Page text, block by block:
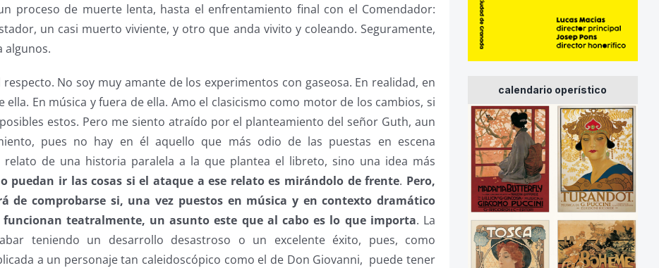
proceso de muerte lenta, hasta el enfrentamiento final con el Comendador:
un casi muerto viviente, y otro que anda vivito y coleando. Seguramente,
algunos.
No soy muy amante de los experimentos con gaseosa. En realidad, en
ella. En música y fuera de ella. Amo el clasicismo como motor de los cambios, si
estos. Pero me siento atraído por el planteamiento del señor Guth, aun
pues no hay en él aquello que más odio de las puestas en escena
relato de una historia paralela a la que plantea el libreto, sino una idea más
puedan ir las cosas si el ataque a ese relato es mirándolo de frente. Pero,
de comprobarse si, una vez puestos en música y en contexto dramático
funcionan teatralmente, un asunto este que al cabo es lo que importa. La
teniendo un desarrollo desastroso o un excelente éxito, pues, como
a un personaje tan caleidoscópico como el de Don Giovanni, puede tener
calendario operístico